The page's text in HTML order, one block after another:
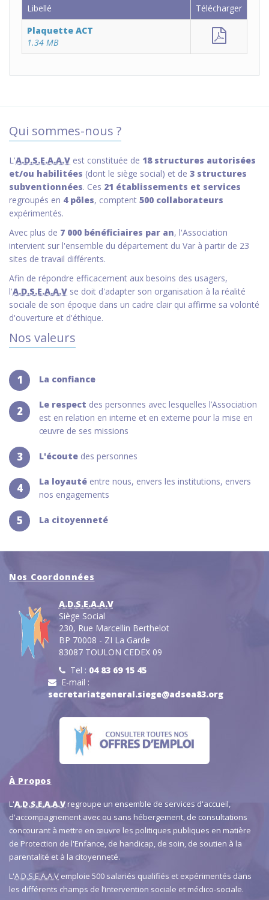
Libellé
Télécharger
Plaquette ACT
1.34 MB
Qui sommes-nous ?
L'A.D.S.E.A.A.V est constituée de 18 structures autorisées
et/ou habilitées (dont le siège social) et de 3 structures
subventionnées. Ces 21 établissements et services
regroupés en 4 pôles, comptent 500 collaborateurs
expérimentés.
Avec plus de 7 000 bénéficiaires par an, l'Association
intervient sur l'ensemble du département du Var à partir de 23
sites de travail différents.
Afin de répondre efficacement aux besoins des usagers,
l'A.D.S.E.A.A.V se doit d'adapter son organisation à la réalité
sociale de son époque dans un cadre clair qui affirme sa volonté
d'ouverture et d'éthique.
Nos valeurs
1 La confiance
2 Le respect des personnes avec lesquelles l’Association
est en relation en interne et en externe pour la mise en
œuvre de ses missions
3 L'écoute des personnes
4 La loyauté entre nous, envers les institutions, envers
nos engagements
5 La citoyenneté
Nos Coordonnées
A.D.S.E.A.A.V
Siège Social
230, Rue Marcellin Berthelot
BP 70008 - ZI La Garde
83087 TOULON CEDEX 09
Tel : 04 83 69 15 45
E-mail :
secretariatgeneral.siege@adsea83.org
À Propos
L'A.D.S.E.A.A.Vregroupe un ensemble de services d'accueil,
d'accompagnement avec ou sans hébergement, de consultations
concourant à mettre en œuvre les politiques publiques en matière
de Protection de l'Enfance, de handicap, de soin, de soutien à la
parentalité et à la citoyenneté.
L'A.D.S.E.A.A.V emploie 500 salariés qualifiés et expérimentés dans
les différents champs de l’intervention sociale et médico-sociale.